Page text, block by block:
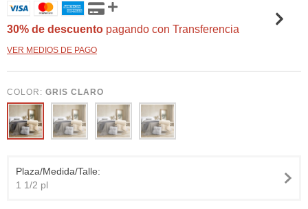
30% de descuento pagando con Transferencia
VER MEDIOS DE PAGO
COLOR: GRIS CLARO
Plaza/Medida/Talle:
1 1/2 pl